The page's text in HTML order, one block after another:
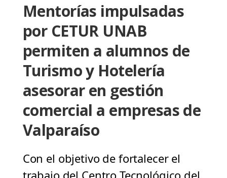
Mentorías impulsadas
por CETUR UNAB
permiten a alumnos de
Turismo y Hotelería
asesorar en gestión
comercial a empresas de
Valparaíso
Con el objetivo de fortalecer el